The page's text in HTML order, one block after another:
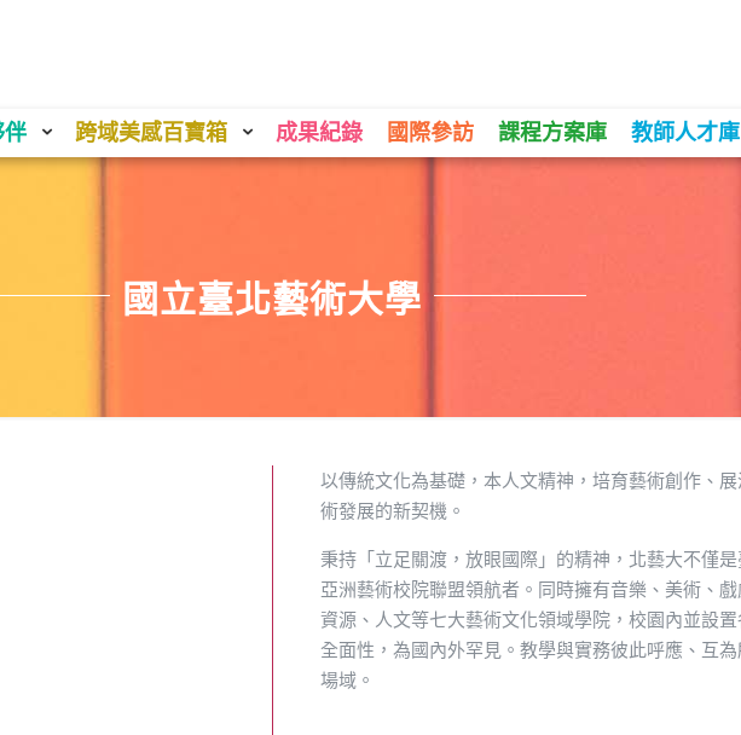
伴 跨域美感百寶箱 成果紀錄 國際參訪 課程方案庫 教師人才庫
國立臺北藝術大學
以傳統文化為基礎，本人文精神，培育藝術創作、
術發展的新契機。
秉持「立足關渡，放眼國際」的精神，北藝大不僅
亞洲藝術校院聯盟領航者。同時擁有音樂、美術、
資源、人文等七大藝術文化領域學院，校園內並設
全面性，為國內外罕見。教學與實務彼此呼應、互
場域。